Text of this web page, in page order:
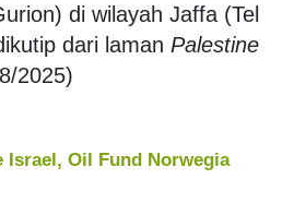
di wilayah Jaffa (Tel
dari laman Palestine
2025)
Israel, Oil Fund Norwegia